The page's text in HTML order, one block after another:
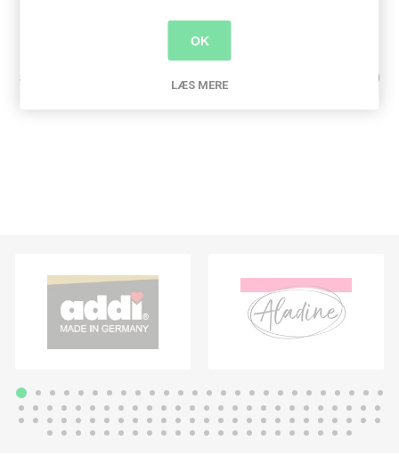
Produkt tags
stamperia decoupage (129) (17)
OK
LÆS MERE